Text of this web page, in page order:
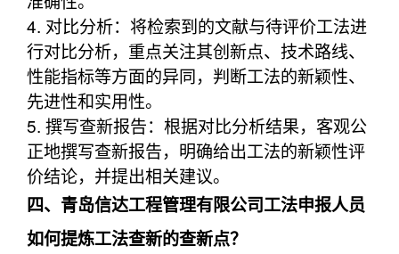
4. 对比分析：将检索到的文献与待评价工法进
行对比分析，重点关注其创新点、技术路线、
性能指标等方面的异同，判断工法的新颖性、
先进性和实用性。
5. 撰写查新报告：根据对比分析结果，客观公
正地撰写查新报告，明确给出工法的新颖性评
价结论，并提出相关建议。
四、青岛信达工程管理有限公司工法申报人员
如何提炼工法查新的查新点？